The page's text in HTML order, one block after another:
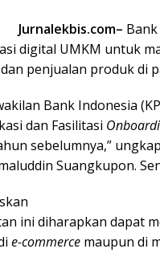
Jurnalekbis.com–
digital UMKM untuk
penjualan produk di
Bank Indonesia
dan Fasilitasi
sebelumnya,”
Suangkupon.
ini diharapkan dapat
e-commerce maupun di